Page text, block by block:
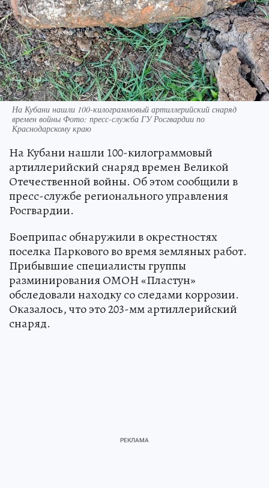
На Кубани нашли 100-килограммовый артиллерийский снаряд
времен войны Фото: пресс-служба ГУ Росгвардии по
Краснодарскому краю
На Кубани нашли 100-килограммовый
артиллерийский снаряд времен Великой
Отечественной войны. Об этом сообщили в
пресс-службе регионального управления
Росгвардии.
Боеприпас обнаружили в окрестностях
поселка Паркового во время земляных работ.
Прибывшие специалисты группы
разминирования ОМОН «Пластун»
обследовали находку со следами коррозии.
Оказалось, что это 203-мм артиллерийский
снаряд.